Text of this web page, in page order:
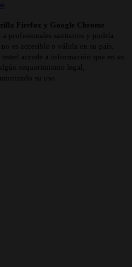
Firefox y Google Chrome
profesionales sanitarios y podría
es accesible o válida en su país.
accede a información que en su
requerimiento legal,
su uso.